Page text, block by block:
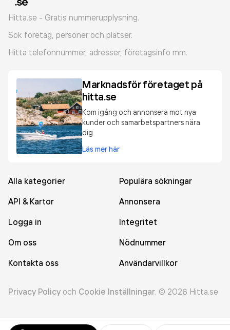
Hitta.se - Gratis nummerupplysning.
Sök företag, personer och platser.
Hitta telefonnummer, adresser, företagsinfo mm.
Marknadsför företaget på
hitta.se
Kom igång och annonsera mot nya
kunder och samarbetspartners nära
dig.
Läs mer här
Alla kategorier
Populära sökningar
API & Kartor
Annonsera
Logga in
Integritet
Om oss
Nödnummer
Kontakta oss
Användarvillkor
Privacy Policy och Cookie Inställningar. © 2026 Hitta.se